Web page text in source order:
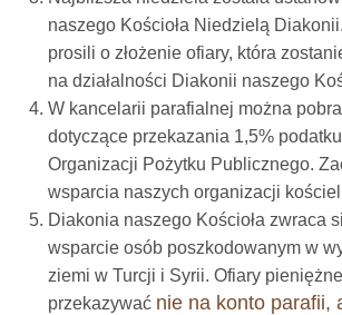
naszego Kościoła Niedzielą
prosili o złożenie ofiary, która
na działalności Diakonii naszego
W kancelarii parafialnej można
dotyczące przekazania 1,5%
Organizacji Pożytku Publicznego.
wsparcia naszych organizacji
Diakonia naszego Kościoła zwraca
wsparcie osób poszkodowanym w
ziemi w Turcji i Syrii. Ofiary
przekazywać nie na konto parafii,